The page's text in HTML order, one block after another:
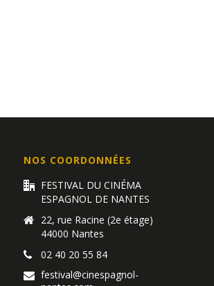
NOS COORDONNÉES
FESTIVAL DU CINÉMA
ESPAGNOL DE NANTES
22, rue Racine (2e étage)
44000 Nantes
02 40 20 55 84
festival@cinespagnol-